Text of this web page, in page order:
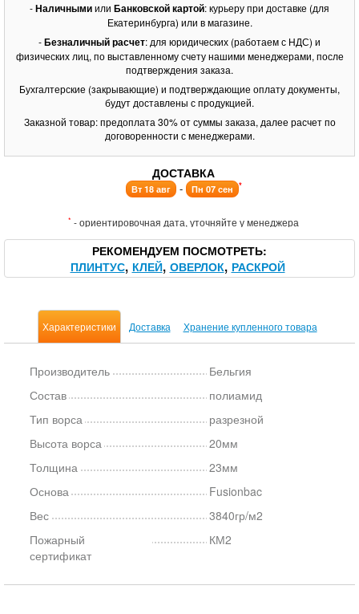
-Наличнымиили Банковской картой: курьеру при доставке (для
Екатеринбурга) или в магазине.
-Безналичный расчет: для юридических (работаем с НДС) и
физических лиц, по выставленному счету нашими менеджерами, после
подтверждения заказа.
Бухгалтерские (закрывающие) и подтверждающие оплату документы,
будут доставлены с продукцией.
Заказной товар: предоплата 30% от суммы заказа, далее расчет по
договоренности с менеджерами.
ДОСТАВКА
Вт 18 авг - Пн 07 сен *
* - ориентировочная дата, уточняйте у менеджера
РЕКОМЕНДУЕМ ПОСМОТРЕТЬ
ПЛИНТУС КЛЕЙ ОВЕРЛОК РАСКРОЙ
Характеристики Доставка Хранение купленного товара
Производитель
Бельгия
Состав
полиамид
Тип ворса
разрезной
Высота ворса
20мм
Толщина
23мм
Основа
Fusionbac
Вес
3840гр/м2
Пожарный
сертификат
КМ2